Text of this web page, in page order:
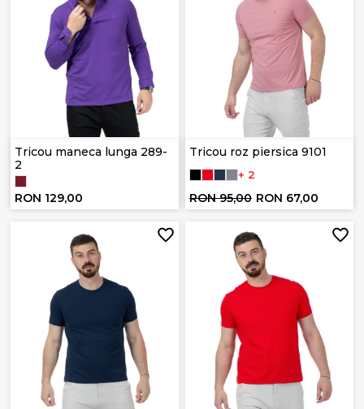
Tricou maneca lunga 289-
2
RON 129,00
Tricou roz piersica 9101
+ 2
RON 95,00 RON 67,00